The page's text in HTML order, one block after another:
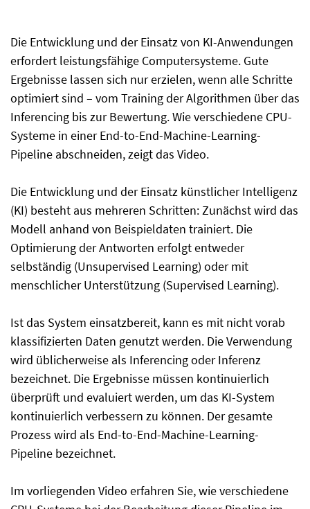
Die Entwicklung und der Einsatz von KI-Anwendungen
erfordert leistungsfähige Computersysteme. Gute
Ergebnisse lassen sich nur erzielen, wenn alle Schritte
optimiert sind – vom Training der Algorithmen über das
Inferencing bis zur Bewertung. Wie verschiedene CPU-
Systeme in einer End-to-End-Machine-Learning-
Pipeline abschneiden, zeigt das Video.
Die Entwicklung und der Einsatz künstlicher Intelligenz
(KI) besteht aus mehreren Schritten: Zunächst wird das
Modell anhand von Beispieldaten trainiert. Die
Optimierung der Antworten erfolgt entweder
selbständig (Unsupervised Learning) oder mit
menschlicher Unterstützung (Supervised Learning).
Ist das System einsatzbereit, kann es mit nicht vorab
klassifizierten Daten genutzt werden. Die Verwendung
wird üblicherweise als Inferencing oder Inferenz
bezeichnet. Die Ergebnisse müssen kontinuierlich
überprüft und evaluiert werden, um das KI-System
kontinuierlich verbessern zu können. Der gesamte
Prozess wird als End-to-End-Machine-Learning-
Pipeline bezeichnet.
Im vorliegenden Video erfahren Sie, wie verschiedene